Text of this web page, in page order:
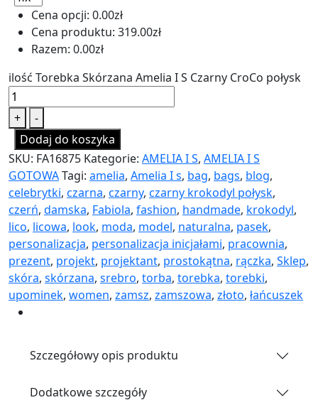
Cena opcji: 0.00zł
Cena produktu: 319.00zł
Razem: 0.00zł
ilość Torebka Skórzana Amelia I S Czarny CroCo połysk
+
-
Dodaj do koszyka
SKU: FA16875 Kategorie: AMELIA I S, AMELIA I S
GOTOWATagi: amelia, Amelia I s, bag, bags, blog,
celebrytki, czarna, czarny, czarny krokodyl połysk,
czerń, damska, Fabiola, fashion, handmade, krokodyl,
lico, licowa, look, moda, model, naturalna, pasek,
personalizacja, personalizacja inicjałami, pracownia,
prezent, projekt, projektant, prostokątna, rączka, Sklep,
skóra, skórzana, srebro, torba, torebka, torebki,
upominek, women, zamsz, zamszowa, złoto, łańcuszek
Szczegółowy opis produktu
Dodatkowe szczegóły